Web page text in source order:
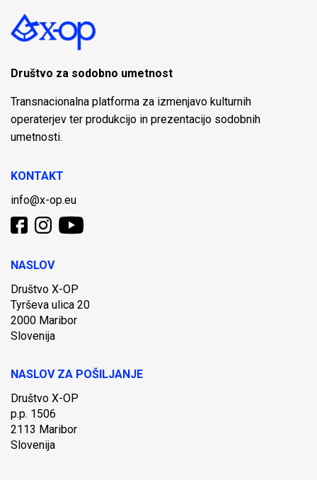
Društvo za sodobno umetnost
Transnacionalna platforma za izmenjavo kulturnih
operaterjev ter produkcijo in prezentacijo sodobnih
umetnosti.
KONTAKT
info@x-op.eu
NASLOV
Društvo X-OP
Tyrševa ulica 20
2000 Maribor
Slovenija
NASLOV ZA POŠILJANJE
Društvo X-OP
p.p. 1506
2113 Maribor
Slovenija